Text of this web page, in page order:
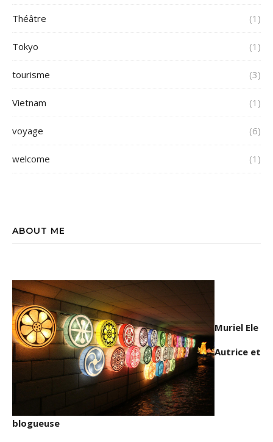
Théâtre (1)
Tokyo (1)
tourisme (3)
Vietnam (1)
voyage (6)
welcome (1)
ABOUT ME
Muriel Ele
Autrice et
blogueuse